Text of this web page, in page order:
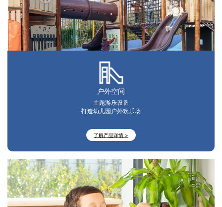
户外空间
主题游乐设备
打造幼儿园户外欢乐场
了解产品详情 >